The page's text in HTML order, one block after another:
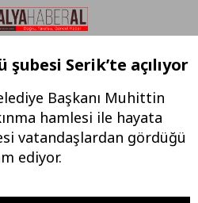
Serik’te açılıyor
Başkanı Muhittin
hamlesi ile hayata
vatandaşlardan gördüğü
ediyor.